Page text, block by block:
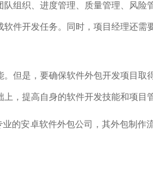
织、进度管理、质量管理、风险
件开发任务。同时，项目经理还
是，要确保软件外包开发项目取
，提高自身的软件开发技能和项目
安卓软件外包公司，其外包制作